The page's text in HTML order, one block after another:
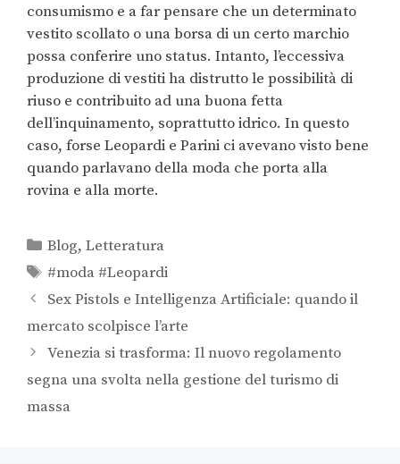
consumismo e a far pensare che un determinato
vestito scollato o una borsa di un certo marchio
possa conferire uno status. Intanto, l’eccessiva
produzione di vestiti ha distrutto le possibilità di
riuso e contribuito ad una buona fetta
dell’inquinamento, soprattutto idrico. In questo
caso, forse Leopardi e Parini ci avevano visto bene
quando parlavano della moda che porta alla
rovina e alla morte.
Blog,Letteratura
#moda #Leopardi
Sex Pistols e Intelligenza Artificiale: quando il
mercato scolpisce l’arte
Venezia si trasforma: Il nuovo regolamento
segna una svolta nella gestione del turismo di
massa